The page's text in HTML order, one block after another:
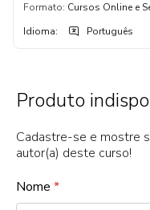
Formato: Cursos Online e
Idioma: Português
Produto
Cadastre-se e mostre
autor(a) deste curso!
Nome *